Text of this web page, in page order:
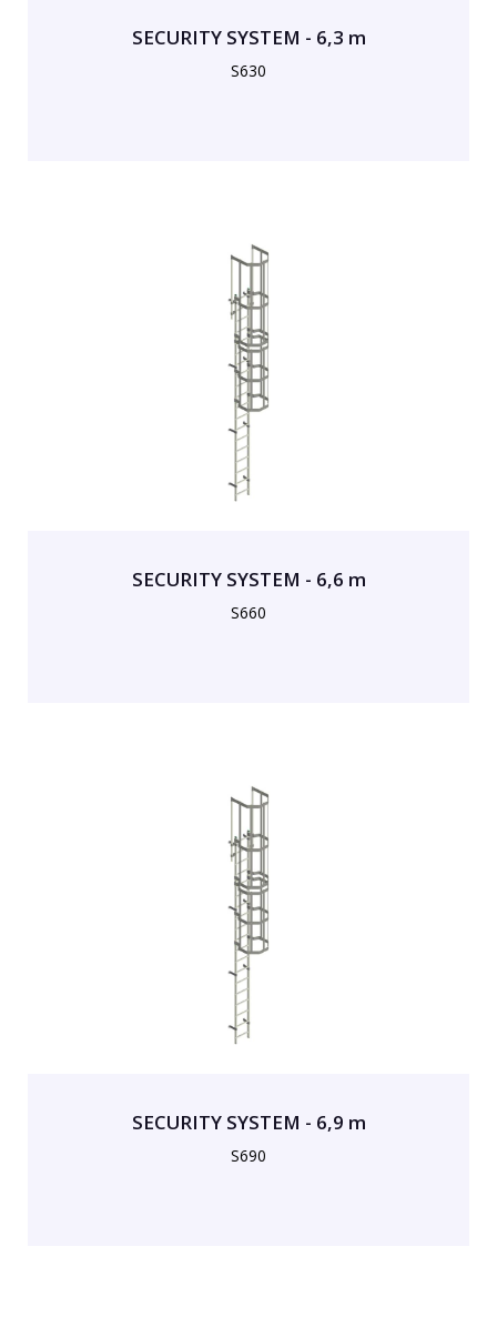
SECURITY SYSTEM - 6,3 m
S630
SECURITY SYSTEM - 6,6 m
S660
SECURITY SYSTEM - 6,9 m
S690